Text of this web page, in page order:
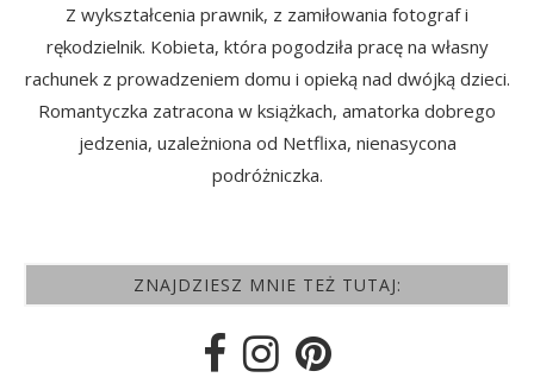
Z wykształcenia prawnik, z zamiłowania fotograf i
rękodzielnik. Kobieta, która pogodziła pracę na własny
rachunek z prowadzeniem domu i opieką nad dwójką dzieci.
Romantyczka zatracona w książkach, amatorka dobrego
jedzenia, uzależniona od Netflixa, nienasycona
podróżniczka.
ZNAJDZIESZ MNIE TEŻ TUTAJ: